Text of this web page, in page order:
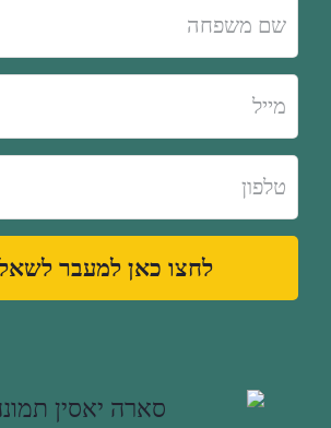
לחצו כאן למעבר